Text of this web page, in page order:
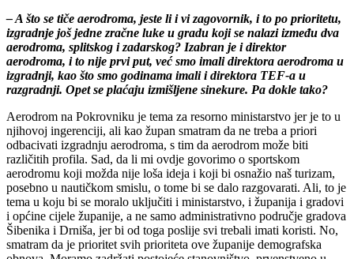
– A što se tiče aerodroma, jeste li i vi zagovornik, i to po prioritetu,
izgradnje još jedne zračne luke u gradu koji se nalazi između dva
aerodroma, splitskog i zadarskog? Izabran je i direktor
aerodroma, i to nije prvi put, već smo imali direktora aerodroma u
izgradnji, kao što smo godinama imali i direktora TEF-a u
razgradnji. Opet se plaćaju izmišljene sinekure. Pa dokle tako?
Aerodrom na Pokrovniku je tema za resorno ministarstvo jer je to u
njihovoj ingerenciji, ali kao župan smatram da ne treba a priori
odbacivati izgradnju aerodroma, s tim da aerodrom može biti
različitih profila. Sad, da li mi ovdje govorimo o sportskom
aerodromu koji možda nije loša ideja i koji bi osnažio naš turizam,
posebno u nautičkom smislu, o tome bi se dalo razgovarati. Ali, to je
tema u koju bi se moralo uključiti i ministarstvo, i županija i gradovi
i općine cijele županije, a ne samo administrativno područje gradova
Šibenika i Drniša, jer bi od toga poslije svi trebali imati koristi. No,
smatram da je prioritet svih prioriteta ove županije demografska